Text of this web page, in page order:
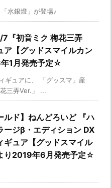
水銀燈」が登場♪
7『初音ミク 梅花三弄
ア【グッドスマイルカン
1月発売予定☆
ギュアに、 「グッスマ」産
三弄Ver.」 ...
ルド】ねんどろいど 『ハ
ージβ・エディション DX
ギュア【グッドスマイル
り2019年6月発売予定☆